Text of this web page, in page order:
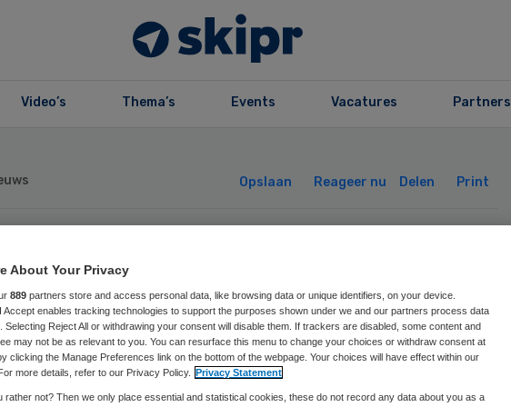
Video’s Thema’s Events Vacatures Partners
Opslaan Reageer nu Delen Print
en Esperanz
samen aan
About Your Privacy
889 partners store and access personal data, like browsing data or unique identifiers, on your device.
Accept enables tracking technologies to support the purposes shown under we and our partners process data
Selecting Reject All or withdrawing your consent will disable them. If trackers are disabled, some content and
may not be as relevant to you. You can resurface this menu to change your choices or withdraw consent at
clicking the Manage Preferences link on the bottom of the webpage. Your choices will have effect within our
more details, refer to our Privacy Policy. Privacy Statement
rather not? Then we only place essential and statistical cookies, these do not record any data about you as a